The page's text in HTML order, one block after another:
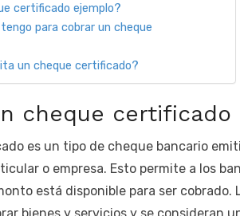
certificado ejemplo?
para cobrar un cheque
un cheque certificado?
cheque certificado
es un tipo de cheque bancario
o empresa. Esto permite a los
está disponible para ser cobrado.